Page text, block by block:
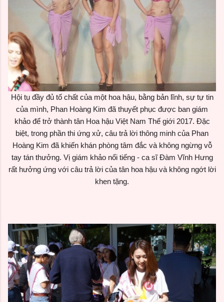
Hội tụ đầy đủ tố chất của một hoa hậu, bằng bản lĩnh, sự tự tin
của mình, Phan Hoàng Kim đã thuyết phục được ban giám
khảo để trở thành tân Hoa hậu Việt Nam Thế giới 2017. Đặc
biệt, trong phần thi ứng xử, câu trả lời thông minh của Phan
Hoàng Kim đã khiến khán phòng tâm đắc và không ngừng vỗ
tay tán thưởng. Vị giám khảo nổi tiếng - ca sĩ Đàm Vĩnh Hưng
rất hưởng ứng với câu trả lời của tân hoa hậu và không ngớt lời
khen tặng.